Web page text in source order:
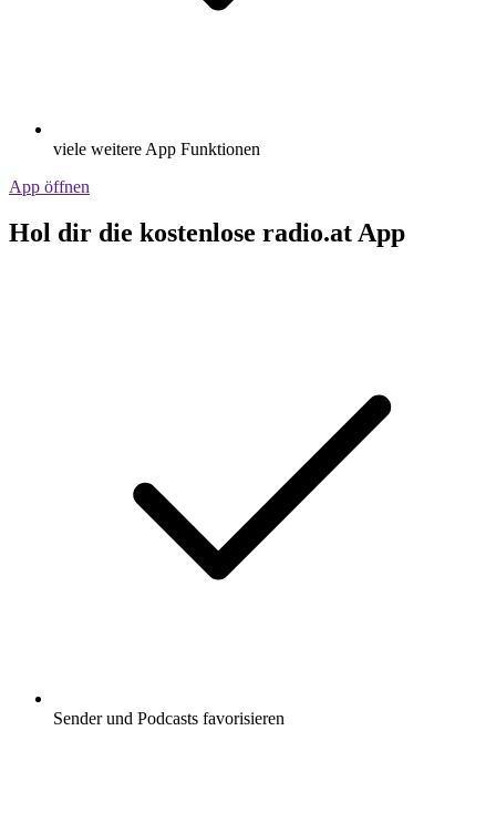
viele weitere App Funktionen
App öffnen
Hol dir die kostenlose radio.at App
Sender und Podcasts favorisieren